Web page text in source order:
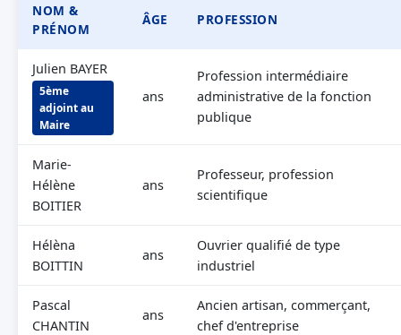
NOM &
PRÉNOM
ÂGE PROFESSION
Julien BAYER
5ème
adjoint au
Maire
ans
Profession intermédiaire
administrative de la fonction
publique
Marie-
Hélène
BOITIER
ans
Professeur, profession
scientifique
Hélèna
BOITTIN
ans
Ouvrier qualifié de type
industriel
Pascal
CHANTIN
ans
Ancien artisan, commerçant,
chef d'entreprise